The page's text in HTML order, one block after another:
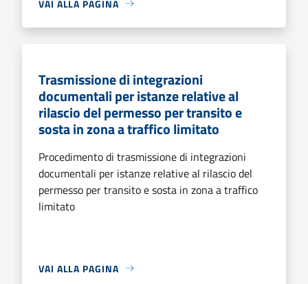
VAI ALLA PAGINA
Trasmissione di integrazioni
documentali per istanze relative al
rilascio del permesso per transito e
sosta in zona a traffico limitato
Procedimento di trasmissione di integrazioni
documentali per istanze relative al rilascio del
permesso per transito e sosta in zona a traffico
limitato
VAI ALLA PAGINA